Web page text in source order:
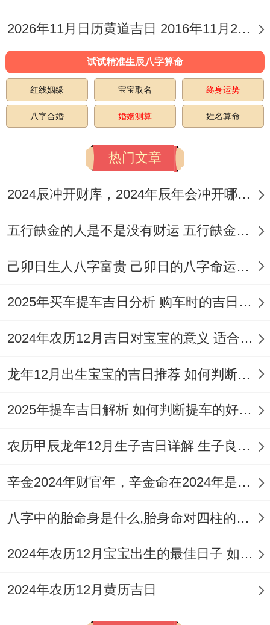
14:59）都是不错的选择...
有关开业的传统习俗跟风水原则
文化寓意与我们对未来的美好祈愿，选择吉
同样能增添吉祥之气！
当传统上开业典礼讲究喜庆还有热闹。普通
会悬挂红灯笼、摆放花篮以凝聚人气与财
重要，比如金桔树（「桔」谐音「吉」）、
来好兆头。
在店内财位（常位于大门对角线的方位）摆
放貔貅、金蟾等风水摆件，也帮助聚财纳
与三煞在正北,开业时店铺的正南方位不宜进
静不宜动，以免冲撞...
保持这些方位的整洁与安静是较为稳妥的做
法。
2026年11月日历黄道吉日 2016年11月26日黄历
试试精准生辰八字算命
红线姻缘 宝宝取名 终身运势
八字合婚 婚姻测算 姓名算命
热门文章
2024辰冲开财库，2024年辰年会冲开哪些人的财库
五行缺金的人是不是没有财运 五行缺金的人命运好不好
己卯日生人八字富贵 己卯日的八字命运如何
2025年买车提车吉日分析 购车时的吉日与禁忌
2024年农历12月吉日对宝宝的意义 适合龙年宝宝出生的日子有哪些
龙年12月出生宝宝的吉日推荐 如何判断吉日是否适合宝宝
2025年提车吉日解析 如何判断提车的好日子
农历甲辰龙年12月生子吉日详解 生子良辰的影响因素
辛金2024年财官年，辛金命在2024年是财官年还是财印年
八字中的胎命身是什么,胎身命对四柱的影响
2024年农历12月宝宝出生的最佳日子 如何挑选适合的吉日
2024年农历12月黄历吉日